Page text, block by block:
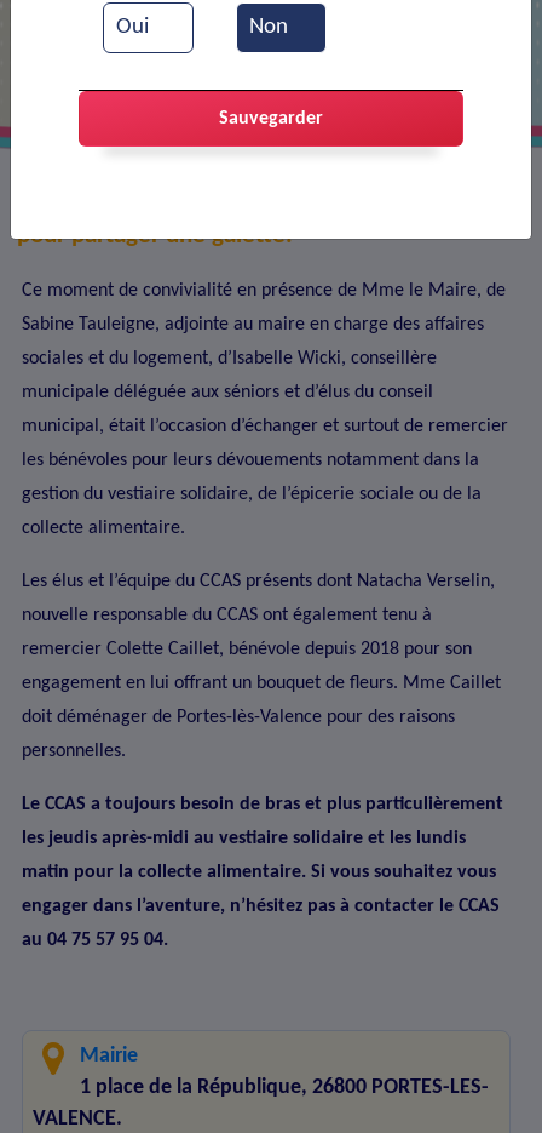
Galette offerte aux bénévoles du
CCAS
pour partager une galette.
Ce moment de convivialité en présence de Mme le Maire, de
Sabine Tauleigne, adjointe au maire en charge des affaires
sociales et du logement, d’Isabelle Wicki, conseillère
municipale déléguée aux séniors et d’élus du conseil
municipal, était l’occasion d’échanger et surtout de remercier
les bénévoles pour leurs dévouements notamment dans la
gestion du vestiaire solidaire, de l’épicerie sociale ou de la
collecte alimentaire.
Les élus et l’équipe du CCAS présents dont Natacha Verselin,
nouvelle responsable du CCAS ont également tenu à
remercier Colette Caillet, bénévole depuis 2018 pour son
engagement en lui offrant un bouquet de fleurs. Mme Caillet
doit déménager de Portes-lès-Valence pour des raisons
personnelles.
Le CCAS a toujours besoin de bras et plus particulièrement
les jeudis après-midi au vestiaire solidaire et les lundis
matin pour la collecte alimentaire. Si vous souhaitez vous
engager dans l’aventure, n’hésitez pas à contacter le CCAS
au 04 75 57 95 04.
Mairie
1 place de la République, 26800 PORTES-LES-
VALENCE.
Oui Non
Sauvegarder